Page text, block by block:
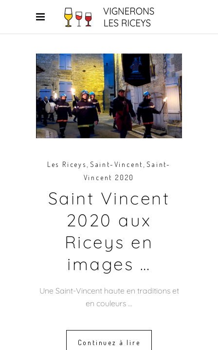
Les Riceys Saint-Vincent
Saint-
Vincent 2020
Saint Vincent
2020 aux
Riceys en
images …
Une Saint-Vincent haute en traditions et
en couleurs
Continuez à lire